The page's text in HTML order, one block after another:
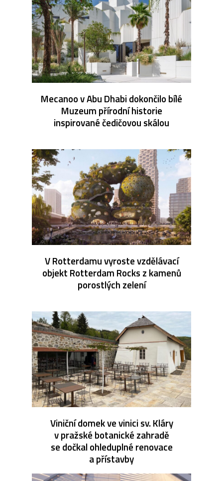
Mecanoo v Abu Dhabi dokončilo bílé
Muzeum přírodní historie
inspirované čedičovou skálou
V Rotterdamu vyroste vzdělávací
objekt Rotterdam Rocks z kamenů
porostlých zelení
Viniční domek ve vinici sv. Kláry
v pražské botanické zahradě
se dočkal ohleduplné renovace
a přístavby